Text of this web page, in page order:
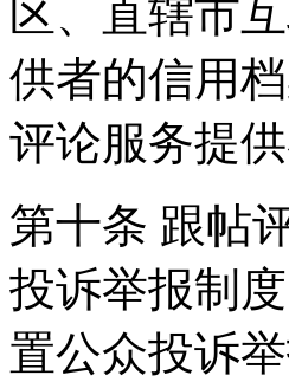
区、直辖市
供者的信用
评论服务提
第十条 跟帖
投诉举报制
置公众投诉